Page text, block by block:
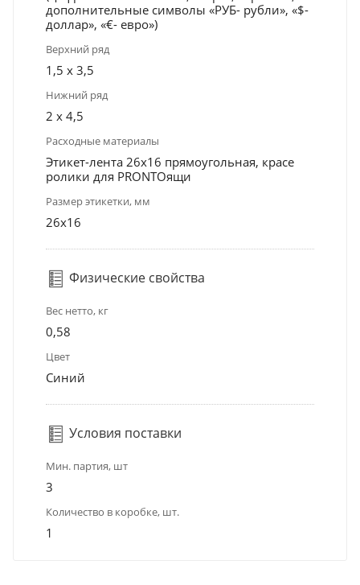
дополнительные символы «РУБ- рубли», «$-
доллар», «€- евро»)
Верхний ряд
1,5 х 3,5
Нижний ряд
2 х 4,5
Расходные материалы
Этикет-лента 26х16 прямоугольная, красе
ролики для PRONTOящи
Размер этикетки, мм
26x16
Физические свойства
Вес нетто, кг
0,58
Цвет
Синий
Условия поставки
Мин. партия, шт
3
Количество в коробке, шт.
1